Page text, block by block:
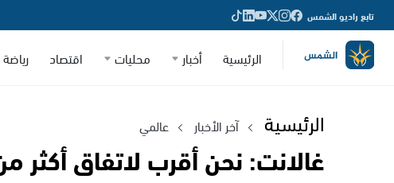
تابع راديو الشمس
الرئيسية أخبار محليات اقتصاد رياضة
الرئيسية آخر الأخبار عالمي
غالانت: نحن أقرب لاتفاق